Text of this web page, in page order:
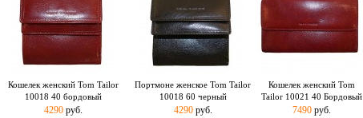
Кошелек женский Tom Tailor
10018 40 бордовый
4290руб.
Портмоне женское Tom Tailor
10018 60 черный
4290руб.
Кошелек женский Tom
Tailor 10021 40 Бордовый
7490руб.